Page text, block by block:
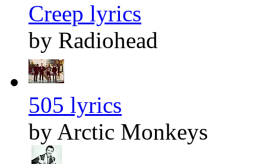
Creep lyrics
by Radiohead
505 lyrics
by Arctic Monkeys